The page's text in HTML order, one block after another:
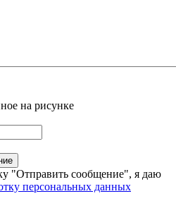
на рисунке
"Отправить сообщение", я даю
персональных данных